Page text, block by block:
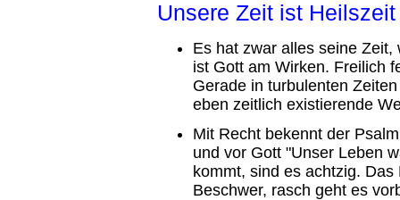
Unsere Zeit ist Heilszeit
Es hat zwar alles seine
ist Gott am Wirken. Freilich
Gerade in turbulenten
eben zeitlich existierende
Mit Recht bekennt der
und vor Gott "Unser Leben
kommt, sind es achtzig.
Beschwer, rasch geht es